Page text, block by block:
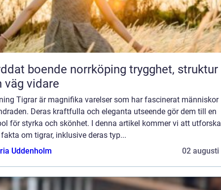
boende norrköping trygghet, struktur
väg vidare
Tigrar är magnifika varelser som har fascinerat människor
Deras kraftfulla och eleganta utseende gör dem till en
för styrka och skönhet. I denna artikel kommer vi att utforska
om tigrar, inklusive deras typ...
Uddenholm
02 augusti